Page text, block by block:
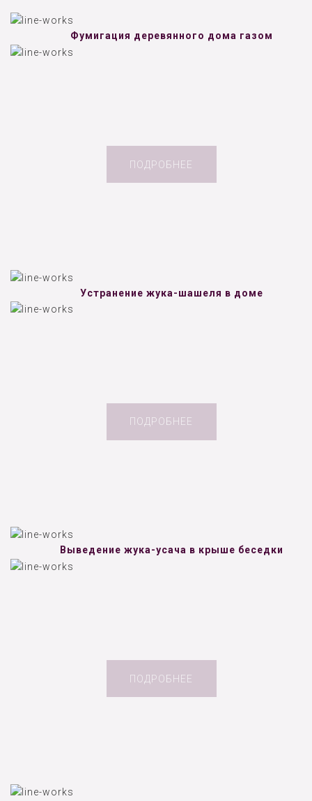
Фумигация деревянного дома газом
ПОДРОБНЕЕ
Устранение жука-шашеля в доме
ПОДРОБНЕЕ
Выведение жука-усача в крыше беседки
ПОДРОБНЕЕ